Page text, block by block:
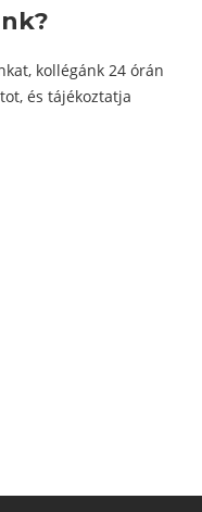
kollégánk 24 órán
és tájékoztatja